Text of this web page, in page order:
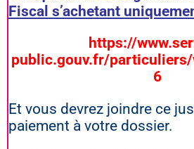
Fiscal s’achetant
https://
public.gouv.fr/
6
Et vous devrez joindre ce
paiement à votre dossier.